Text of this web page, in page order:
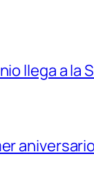
llega a la